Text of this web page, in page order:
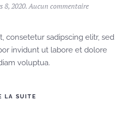
8, 2020.Aucun commentairesur
consetetur sadipscing elitr, sed
invidunt ut labore et dolore
voluptua.
LA SUITE